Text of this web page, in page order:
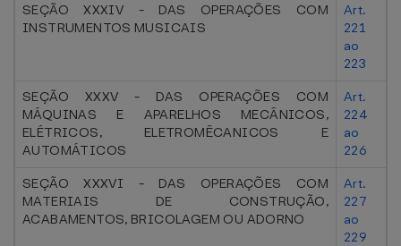
SEÇÃO XXXIV - DAS OPERAÇÕES COM
INSTRUMENTOS MUSICAIS
Art.
221
ao
223
SEÇÃO XXXV - DAS OPERAÇÕES COM
MÁQUINAS E APARELHOS MECÂNICOS,
ELÉTRICOS, ELETROMÊCANICOS E
AUTOMÁTICOS
Art.
224
ao
226
SEÇÃO XXXVI - DAS OPERAÇÕES COM
MATERIAIS DE CONSTRUÇÃO,
ACABAMENTOS, BRICOLAGEM OU ADORNO
Art.
227
ao
229